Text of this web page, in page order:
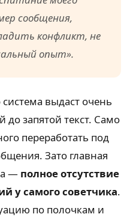
сообщения,
конфликт, не
опыт».
выдаст очень
запятой текст. Само
переработать под
Зато главная
— полное отсутствие
у самого советчика.
по полочкам и